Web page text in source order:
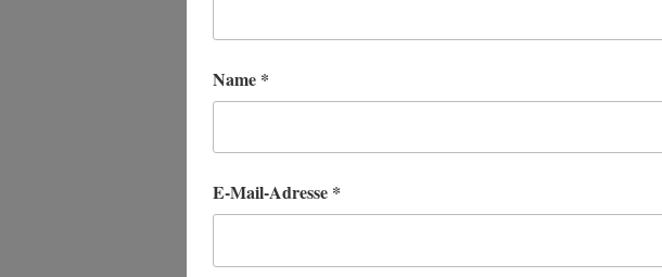
Name *
E-Mail-Adresse *